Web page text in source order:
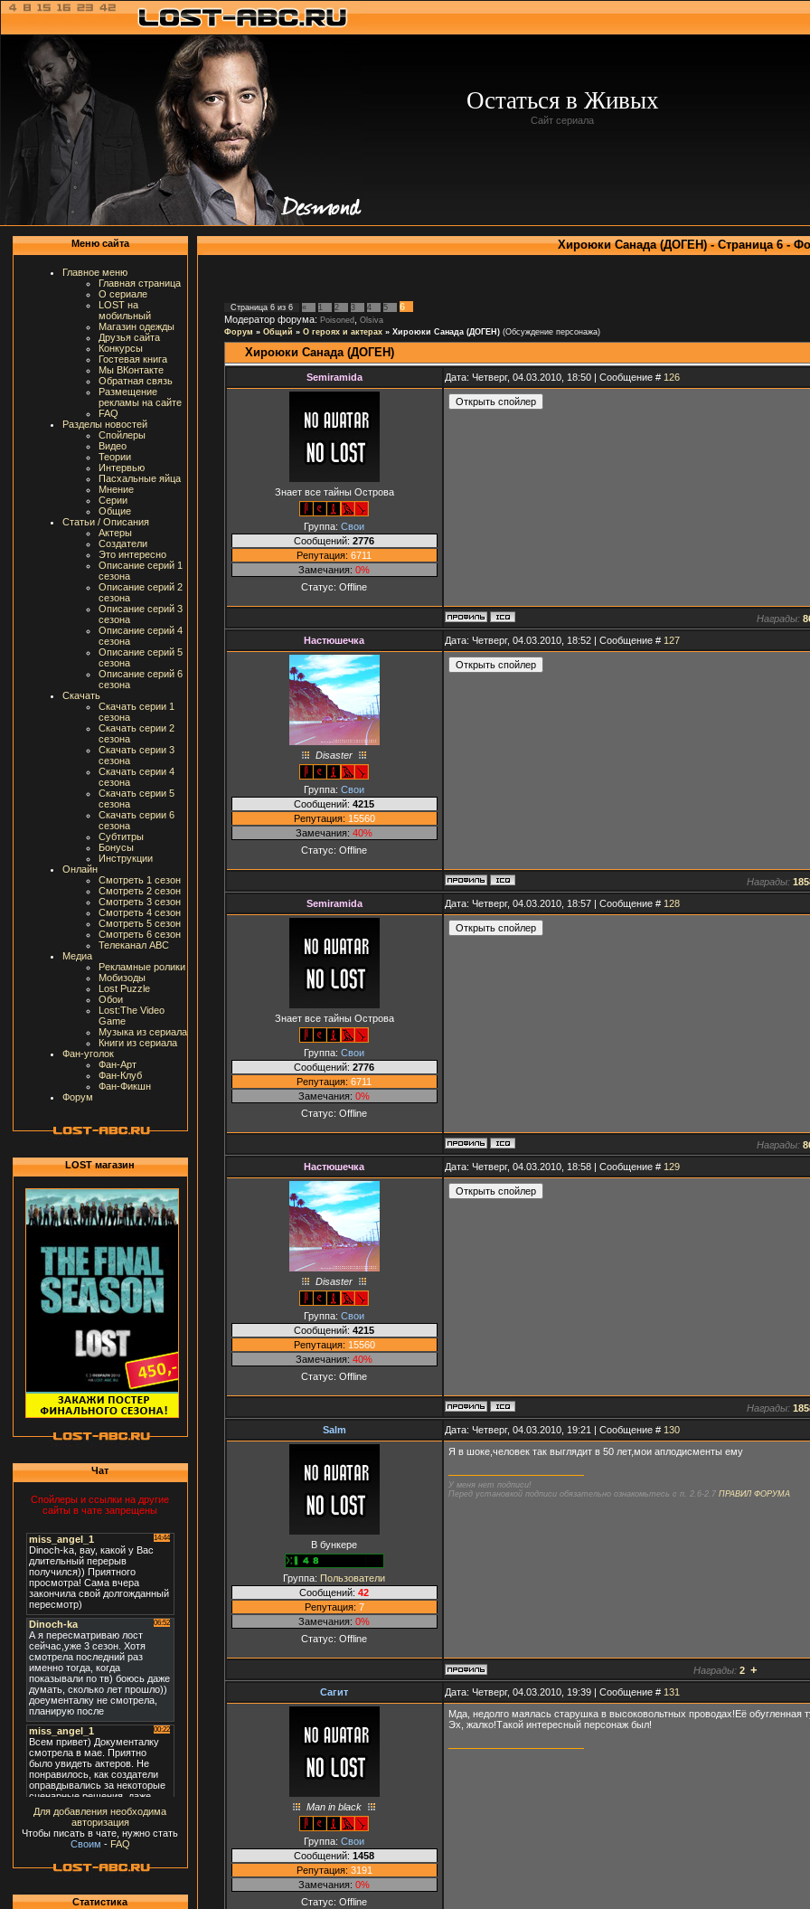
Остаться в Живых
Сайт сериала
Меню сайта
Главное меню
Главная страница
О сериале
LOST на
мобильный
Магазин одежды
Друзья сайта
Конкурсы
Гостевая книга
Мы ВКонтакте
Обратная связь
Размещение
рекламы на сайте
FAQ
Разделы новостей
Спойлеры
Видео
Теории
Интервью
Пасхальные яйца
Мнение
Серии
Общие
Статьи / Описания
Актеры
Создатели
Это интересно
Описание серий 1
сезона
Описание серий 2
сезона
Описание серий 3
сезона
Описание серий 4
сезона
Описание серий 5
сезона
Описание серий 6
сезона
Скачать
Скачать серии 1
сезона
Скачать серии 2
сезона
Скачать серии 3
сезона
Скачать серии 4
сезона
Скачать серии 5
сезона
Скачать серии 6
сезона
Субтитры
Бонусы
Инструкции
Онлайн
Смотреть 1 сезон
Смотреть 2 сезон
Смотреть 3 сезон
Смотреть 4 сезон
Смотреть 5 сезон
Смотреть 6 сезон
Телеканал ABC
Медиа
Рекламные ролики
Мобизоды
Lost Puzzle
Обои
Lost:The Video
Game
Музыка из сериала
Книги из сериала
Фан-уголок
Фан-Арт
Фан-Клуб
Фан-Фикшн
Форум
LOST магазин
Чат
Спойлеры и ссылки на другие
сайты в чате запрещены
Для добавления необходима
авторизация
Чтобы писать в чате, нужно стать
Своим - FAQ
Статистика
Хироюки Санада (ДОГЕН) - Страница 6 -
Страница 6из 6 « 1 2 3 4 5
6
Модератор форума: Poisoned, Olsiva
Форум » Общий » О героях и актерах » Хироюки Санада (ДОГЕН) (Обсуждение персонажа)
Хироюки Санада (ДОГЕН)
Semiramida Дата: Четверг, 04.03.2010, 18:50 | Сообщение # 126
Знает все тайны Острова
Группа: Свои
Сообщений: 2776
Репутация: 6711
Замечания: 0%
Статус: Offline
Награды:
Настюшечка
Дата: Четверг, 04.03.2010, 18:52 | Сообщение # 127
Disaster
Группа: Свои
Сообщений: 4215
Репутация: 15560
Замечания: 40%
Статус: Offline
Награды:
Semiramida
Дата: Четверг, 04.03.2010, 18:57 | Сообщение # 128
Знает все тайны Острова
Группа: Свои
Сообщений: 2776
Репутация: 6711
Замечания: 0%
Статус: Offline
Награды:
Настюшечка
Дата: Четверг, 04.03.2010, 18:58 | Сообщение # 129
Disaster
Группа: Свои
Сообщений: 4215
Репутация: 15560
Замечания: 40%
Статус: Offline
Награды:
Salm
Дата: Четверг, 04.03.2010, 19:21 | Сообщение # 130
В бункере
Группа: Пользователи
Сообщений: 42
Репутация: 7
Замечания: 0%
Статус: Offline
Я в шоке,человек так выглядит в 50 лет,мои аплодисменты ему
У меня нет подписи!
Перед установкой подписи обязательно ознакомьтесь с п. 2.6-2.7 ПРАВИЛ ФОРУМА
Награды: 2 +
Сагит Дата: Четверг, 04.03.2010, 19:39 | Сообщение # 131
Man in black
Группа: Свои
Сообщений: 1458
Репутация: 3191
Замечания: 0%
Статус: Offline
Мда, недолго маялась старушка в высоковольтных проводах!Её
Эх, жалко!Такой интересный персонаж был!